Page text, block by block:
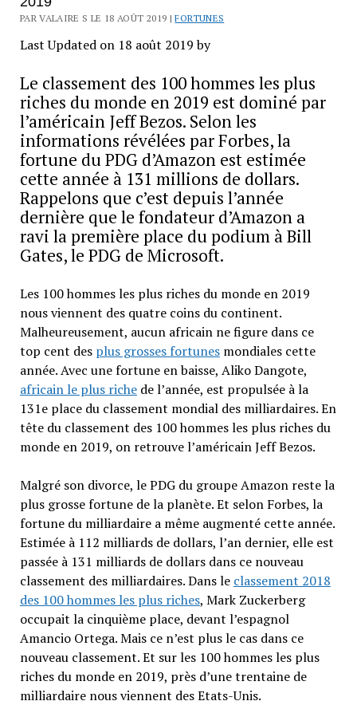
PAR VALAIRE S LE 18 AOÛT 2019 |FORTUNES
Last Updated on 18 août 2019 by
Le classement des 100 hommes les plus
riches du monde en 2019 est dominé par
l’américain Jeff Bezos. Selon les
informations révélées par Forbes, la
fortune du PDG d’Amazon est estimée
cette année à 131 millions de dollars.
Rappelons que c’est depuis l’année
dernière que le fondateur d’Amazon a
ravi la première place du podium à Bill
Gates, le PDG de Microsoft.
Les 100 hommes les plus riches du monde en 2019
nous viennent des quatre coins du continent.
Malheureusement, aucun africain ne figure dans ce
top cent des plus grosses fortunesmondiales cette
année. Avec une fortune en baisse, Aliko Dangote,
africain le plus richede l’année, est propulsée à la
131e place du classement mondial des milliardaires. En
tête du classement des 100 hommes les plus riches du
monde en 2019, on retrouve l’américain Jeff Bezos.
Malgré son divorce, le PDG du groupe Amazon reste la
plus grosse fortune de la planète. Et selon Forbes, la
fortune du milliardaire a même augmenté cette année.
Estimée à 112 milliards de dollars, l’an dernier, elle est
passée à 131 milliards de dollars dans ce nouveau
classement des milliardaires. Dans le classement 2018
des 100 hommes les plus riches, Mark Zuckerberg
occupait la cinquième place, devant l’espagnol
Amancio Ortega. Mais ce n’est plus le cas dans ce
nouveau classement. Et sur les 100 hommes les plus
riches du monde en 2019, près d’une trentaine de
milliardaire nous viennent des Etats-Unis.